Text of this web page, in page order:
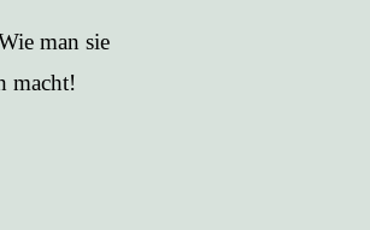
man sie
macht!